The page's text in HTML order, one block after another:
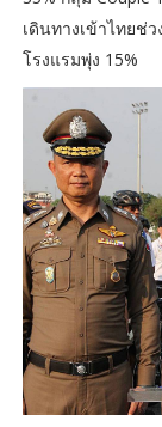
เดินทางเข้าไทยช่
โรงแรมพุ่ง 15%